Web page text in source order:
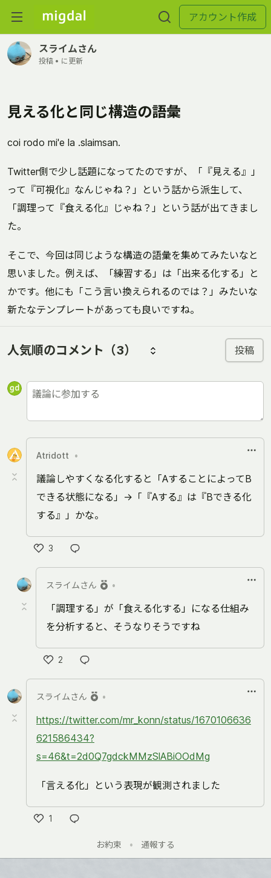
アカウント作成
スライムさん
投稿 • に更新
見える化と同じ構造の語彙
coi rodo mi'e la .slaimsan.
Twitter側で少し話題になってたのですが、「『見える』」
って『可視化』なんじゃね？」という話から派生して、
「調理って『食える化』じゃね？」という話が出てきまし
た。
そこで、今回は同じような構造の語彙を集めてみたいなと
思いました。例えば、「練習する」は「出来る化する」と
かです。他にも「こう言い換えられるのでは？」みたいな
新たなテンプレートがあっても良いですね。
人気順のコメント （3） 投稿
Atridott •
議論しやすくなる化すると「AすることによってB
できる状態になる」→「『Aする』は『Bできる化
する』」かな。
3
い
ねスライムさん •
「調理する」が「食える化する」になる仕組み
を分析すると、そうなりそうですね
2
い
ね
スライムさん •
https://twitter.com/mr_konn/status/1670106636
621586434?
s=46&t=2d0Q7gdckMMzSlABiOOdMg
「言える化」という表現が観測されました
1
ね
お約束 • 通報する